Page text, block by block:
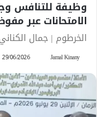
وظيفة للتنافس
الامتحانات عبر
الخرطوم | جمال
Jamal Kinany
س
ل
ب
29/06/2026